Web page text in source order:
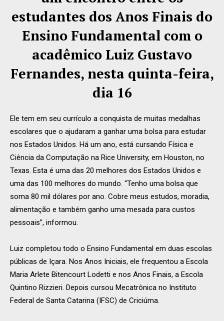
estudantes dos Anos Finais do
Ensino Fundamental com o
acadêmico Luiz Gustavo
Fernandes, nesta quinta-feira,
dia 16
Ele tem em seu currículo a conquista de muitas medalhas
escolares que o ajudaram a ganhar uma bolsa para estudar
nos Estados Unidos. Há um ano, está cursando Física e
Ciência da Computação na Rice University, em Houston, no
Texas. Esta é uma das 20 melhores dos Estados Unidos e
uma das 100 melhores do mundo. “Tenho uma bolsa que
soma 80 mil dólares por ano. Cobre meus estudos, moradia,
alimentação e também ganho uma mesada para custos
pessoais”, informou.
Luiz completou todo o Ensino Fundamental em duas escolas
públicas de Içara. Nos Anos Iniciais, ele frequentou a Escola
Maria Arlete Bitencourt Lodetti e nos Anos Finais, a Escola
Quintino Rizzieri. Depois cursou Mecatrônica no Instituto
Federal de Santa Catarina (IFSC) de Criciúma.